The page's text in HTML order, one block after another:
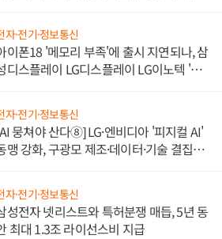
자·전기·정보통신
이폰18 '메모리 부족'에 출시 지연되나, 삼
디스플레이 LG디스플레이 LG이노텍 '탈
자·전기·정보통신
뭉쳐야 산다⑧] LG·엔비디아 '피지컬 AI'
맹 강화, 구광모 제조·데이터·기술 결집
자·전기·정보통신
성전자 넷리스트와 특허분쟁 매듭, 5년 동
최대 1.3조 라이선스비 지급